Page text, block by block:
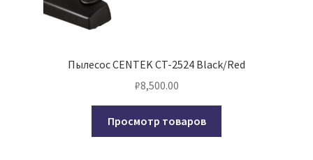
Пылесос CENTEK CT-2524 Black/Red
₽8,500.00
Просмотр товаров